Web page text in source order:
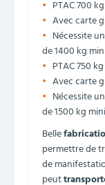
PTAC 700 kg
Avec carte
Nécessite
de 1400 kg
PTAC 750 kg
Avec carte
Nécessite
de 1500 kg
Belle
permettre de
de
peut